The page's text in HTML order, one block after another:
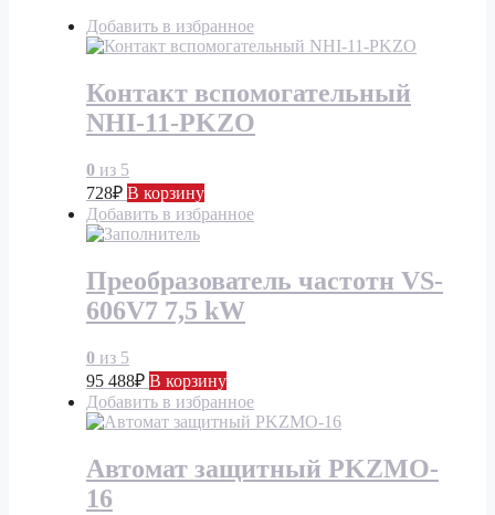
Добавить в избранное
Контакт вспомогательный
NHI-11-PKZO
0 из 5
728₽ В корзину
Добавить в избранное
Преобразователь частотн VS-
606V7 7,5 kW
0 из 5
95 488₽ В корзину
Добавить в избранное
Автомат защитный PKZMO-
16